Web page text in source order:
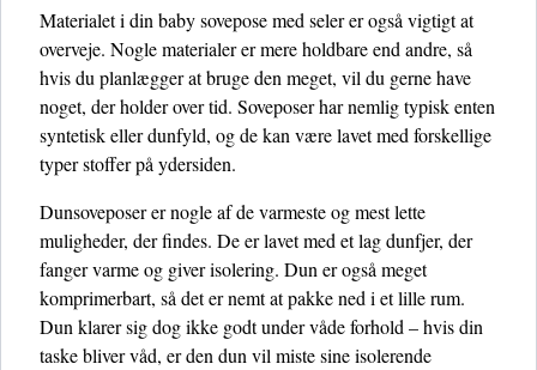
Materialet i din baby sovepose med seler er også vigtigt at
overveje. Nogle materialer er mere holdbare end andre, så
hvis du planlægger at bruge den meget, vil du gerne have
noget, der holder over tid. Soveposer har nemlig typisk enten
syntetisk eller dunfyld, og de kan være lavet med forskellige
typer stoffer på ydersiden.
Dunsoveposer er nogle af de varmeste og mest lette
muligheder, der findes. De er lavet med et lag dunfjer, der
fanger varme og giver isolering. Dun er også meget
komprimerbart, så det er nemt at pakke ned i et lille rum.
Dun klarer sig dog ikke godt under våde forhold – hvis din
taske bliver våd, er den dun vil miste sine isolerende